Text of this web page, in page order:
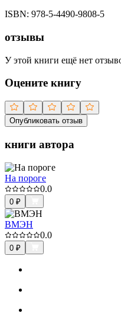
ISBN: 978-5-4490-9808-5
отзывы
У этой книги ещё нет
Оцените книгу
Опубликовать отзыв
книги автора
На пороге
0.0
0 ₽
ВМЭН
0.0
0 ₽